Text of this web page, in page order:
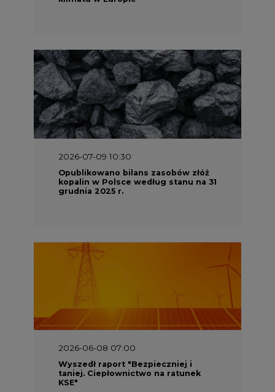
2026-07-09 10:30
Opublikowano bilans zasobów złóż
kopalin w Polsce według stanu na 31
grudnia 2025 r.
2026-06-08 07:00
Wyszedł raport "Bezpieczniej i
taniej. Ciepłownictwo na ratunek
KSE"